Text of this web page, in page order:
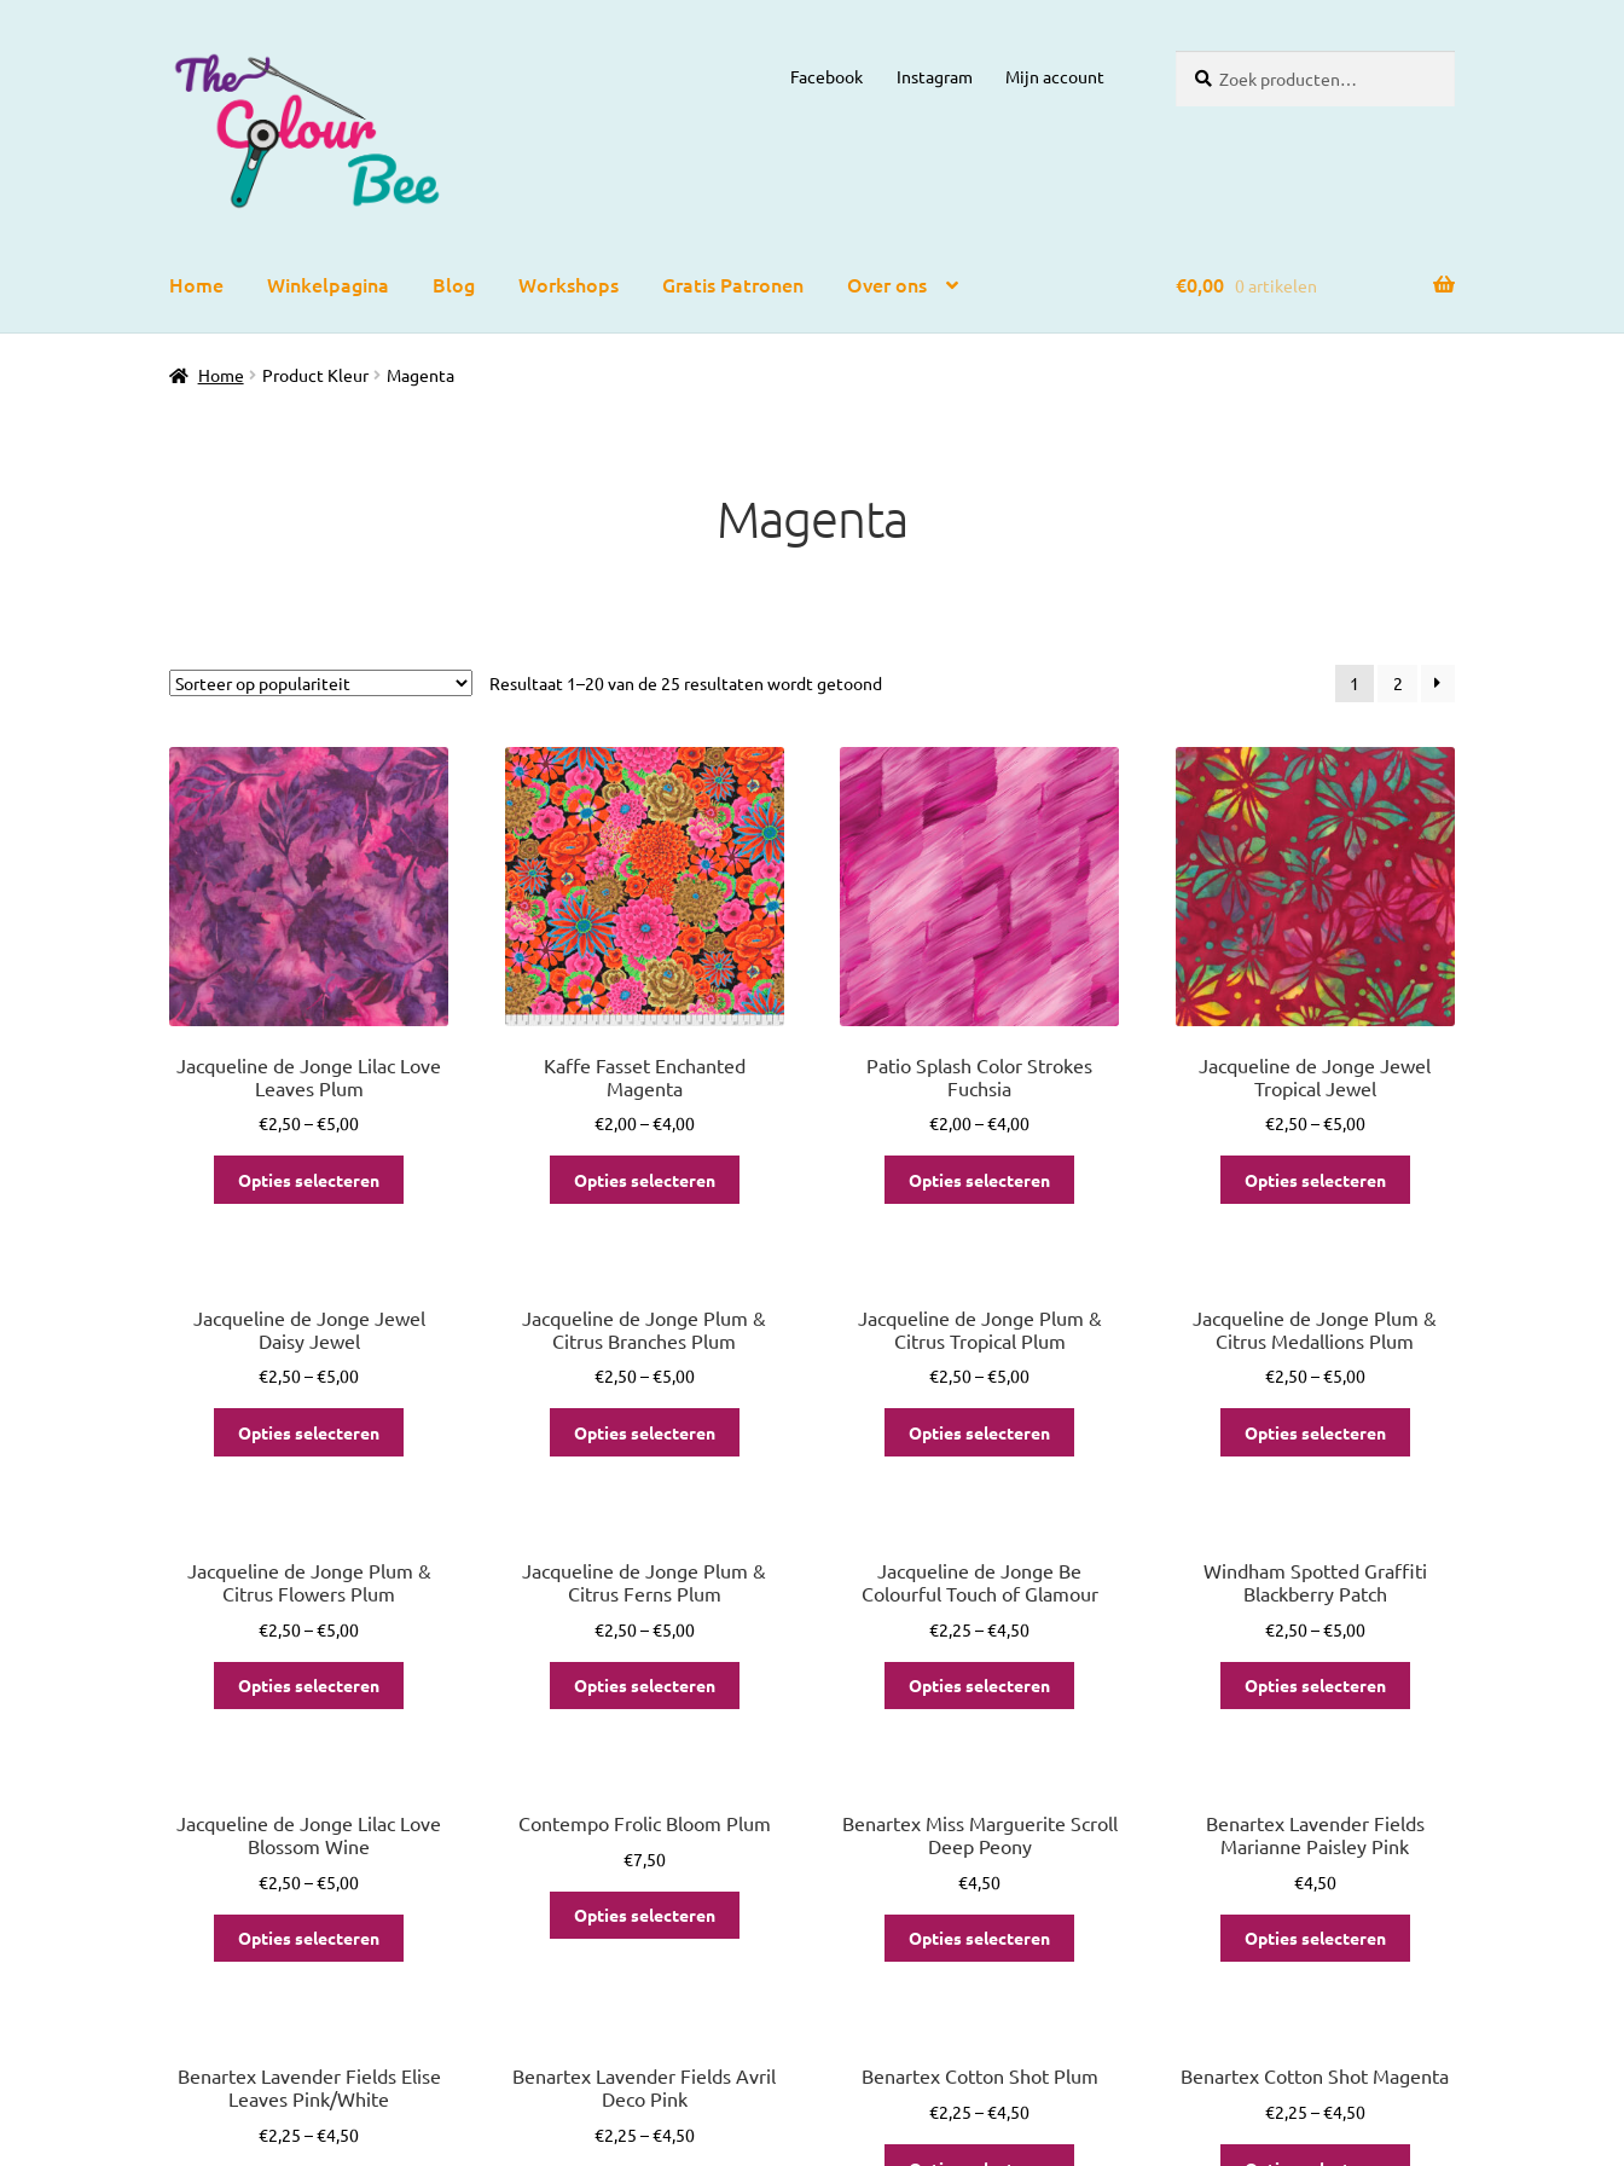
Ga
door
navigatie
Ga
direct
Facebook Instagram Mijn account
naar:
Home Winkelpagina Blog Workshops Gratis Patronen Over ons €0,00 0 artikelen
Home Product Kleur Magenta
Magenta
Resultaat 1–20 van de 25 resultaten wordt getoond 1 2
Jacqueline de Jonge Lilac Love
Leaves Plum
€2,50–€5,00
Opties selecteren
Kaffe Fasset Enchanted
Magenta
€2,00–€4,00
Opties selecteren
Patio Splash Color Strokes
Fuchsia
€2,00–€4,00
Opties selecteren
Jacqueline de Jonge Jewel
Tropical Jewel
€2,50–€5,00
Opties selecteren
Jacqueline de Jonge Jewel
Daisy Jewel
€2,50–€5,00
Opties selecteren
Jacqueline de Jonge Plum &
Citrus Branches Plum
€2,50–€5,00
Opties selecteren
Jacqueline de Jonge Plum &
Citrus Tropical Plum
€2,50–€5,00
Opties selecteren
Jacqueline de Jonge Plum &
Citrus Medallions Plum
€2,50–€5,00
Opties selecteren
Jacqueline de Jonge Plum &
Citrus Flowers Plum
€2,50–€5,00
Opties selecteren
Jacqueline de Jonge Plum &
Citrus Ferns Plum
€2,50–€5,00
Opties selecteren
Jacqueline de Jonge Be
Colourful Touch of Glamour
€2,25 –€4,50
Opties selecteren
Windham Spotted Graffiti
Blackberry Patch
€2,50–€5,00
Opties selecteren
Jacqueline de Jonge Lilac Love
Blossom Wine
€2,50–€5,00
Opties selecteren
Contempo Frolic Bloom Plum
€7,50
Opties selecteren
Benartex Miss Marguerite Scroll
Deep Peony
€4,50
Opties selecteren
Benartex Lavender Fields
Marianne Paisley Pink
€4,50
Opties selecteren
Benartex Lavender Fields Elise
Leaves Pink/White
€2,25 –€4,50
Benartex Lavender Fields Avril
Deco Pink
€2,25 –€4,50
Benartex Cotton Shot Plum
€2,25 –€4,50
Benartex Cotton Shot Magenta
€2,25 –€4,50